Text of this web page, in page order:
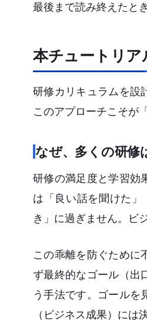
最後まで読み終えたと
本チュートリア
研修カリキュラムを設
このアプローチこそが
なぜ、多くの研修
研修の満足度と学習効
は「良い話を聞けた
き」に過ぎません。ビ
この乖離を防ぐために
ず最終的なゴール（出
う手法です。ゴールを
（ビジネス成果）には